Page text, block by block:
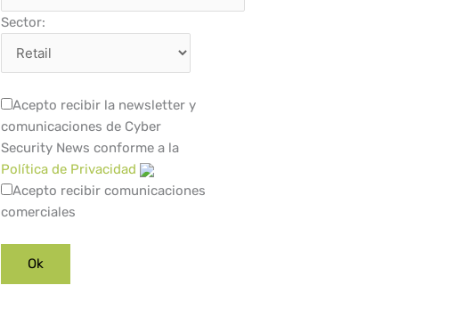
Sector:
Acepto recibir la newsletter y
comunicaciones de Cyber
Security News conforme a la
Política de Privacidad
Acepto recibir comunicaciones
comerciales